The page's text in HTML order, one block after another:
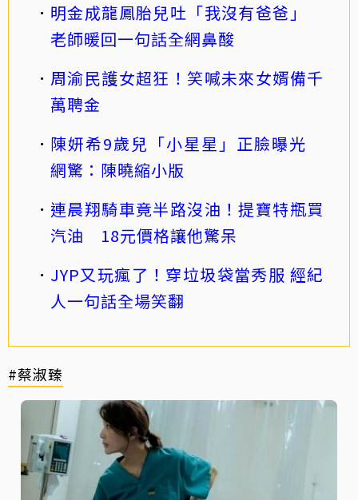
明金成龍鳳胎兒吐「我沒有爸爸」
老師暖回一句話全網鼻酸
周渝民護女超狂！笑喊未來女婿備千
萬聘金
陳妍希9歲兒「小星星」正臉曝光
網驚：陳曉縮小版
連晨翔騎車竟半路沒油！提寶特瓶買
汽油 18元價格讓他驚呆
JYP又玩瘋了！穿垃圾袋當秀服 經紀
人一句話全場笑翻
#蔡淑臻